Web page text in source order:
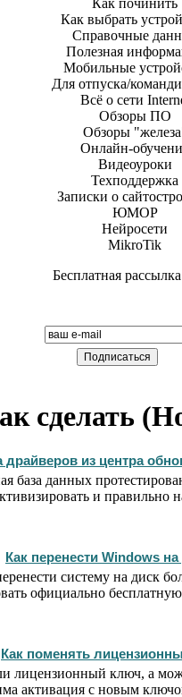
Как починить
Как выбрать
Справочные
Полезная
Мобильные
Для отпуска/
Всё о сети
Обзоры ПО
Обзоры
Онлайн-
Видеоуроки
Техподдержка
Записки о
ЮМОР
Нейросети
MikroTik
Бесплатная рассылка
сделать
драйверов из центра
база данных
и правильно
Как перенести Windows
систему на диск
официально
Как поменять
ключ, а
активация с новым